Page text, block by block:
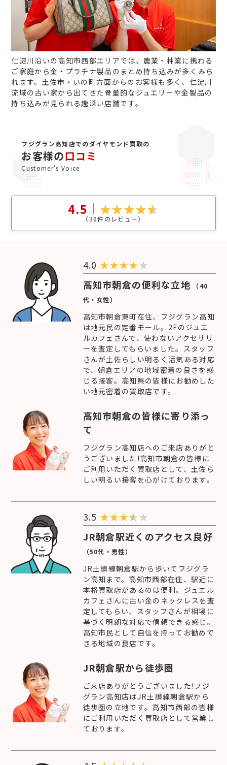
仁淀川沿いの高知市西部エリアでは、農業・林業に携わる
ご家庭から金・プラチナ製品のまとめ持ち込みが多くみら
れます。土佐市・いの町方面からのお客様も多く、仁淀川
流域の古い家から出てきた骨董的なジュエリーや金製品の
持ち込みが見られる趣深い店舗です。
フジグラン高知店でのダイヤモンド買取の
お客様の口コミ
Customer's Voice
4.5
（36件のレビュー）
4.0 ★★★★★
高知市朝倉の便利な立地 （40
代・女性）
高知市朝倉東町在住、フジグラン高知
は地元民の定番モール。2Fのジュエ
ルカフェさんで、使わないアクセサリ
ーを査定してもらいました。スタッフ
さんが土佐らしい明るく活気ある対応
で、朝倉エリアの地域密着の良さを感
じる接客。高知県の皆様にお勧めした
い地元密着の買取店です。
高知市朝倉の皆様に寄り添っ
て
フジグラン高知店へのご来店ありがと
うございました!高知市朝倉の皆様に
ご利用いただく買取店として、土佐ら
しい明るい接客を心がけております。
3.5 ★★★
★
JR朝倉駅近くのアクセス良好
（50代・男性）
JR土讃線朝倉駅から歩いてフジグラ
ン高知まで。高知市西部在住、駅近に
本格買取店があるのは便利。ジュエル
カフェさんに古い金のネックレスを査
定してもらい、スタッフさんが相場に
基づく明朗な対応で信頼できる感じ。
高知市民として自信を持ってお勧めで
きる地域の良店です。
JR朝倉駅から徒歩圏
ご来店ありがとうございました!フジ
グラン高知店はJR土讃線朝倉駅から
徒歩圏の立地です。高知市西部の皆様
にご利用いただく買取店として営業し
ております。